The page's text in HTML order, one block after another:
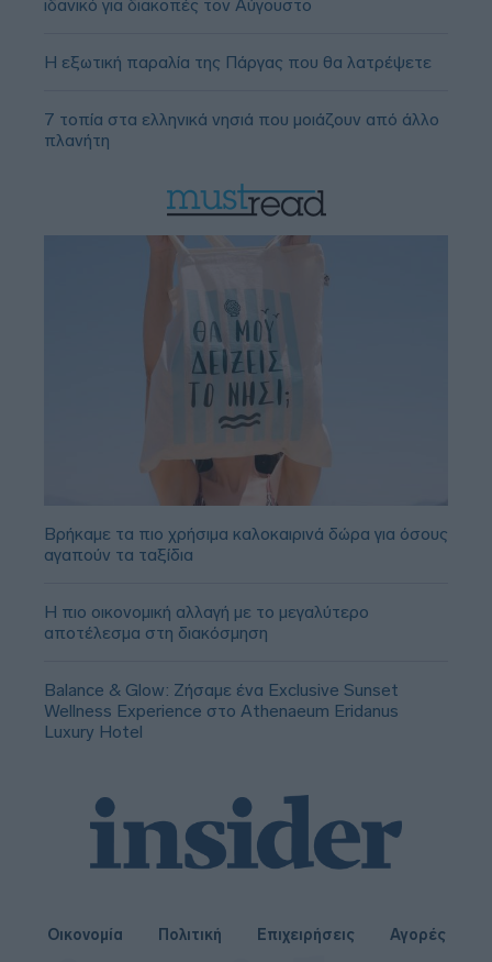
ιδανικό για διακοπές τον Αύγουστο
Η εξωτική παραλία της Πάργας που θα λατρέψετε
7 τοπία στα ελληνικά νησιά που μοιάζουν από άλλο
πλανήτη
Βρήκαμε τα πιο χρήσιμα καλοκαιρινά δώρα για όσους
αγαπούν τα ταξίδια
Η πιο οικονομική αλλαγή με το μεγαλύτερο
αποτέλεσμα στη διακόσμηση
Balance & Glow: Ζήσαμε ένα Exclusive Sunset
Wellness Experience στο Athenaeum Eridanus
Luxury Hotel
Οικονομία Πολιτική Επιχειρήσεις
Αγορές